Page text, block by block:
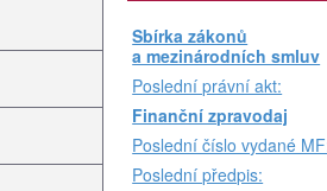
Sbírka zákonů
a mezinárodních smluv
Poslední právní akt:
Finanční zpravodaj
Poslední číslo vydané
Poslední předpis: